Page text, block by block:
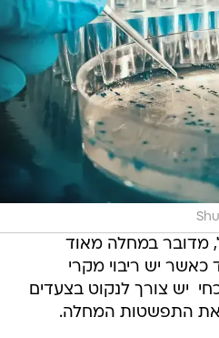
מדובר במחלה מאוד
כאשר יש ריבוי מקרי
 יש צורך לנקוט בצעדים
את התפשטות המחלה.